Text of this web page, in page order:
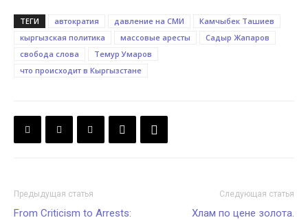
ТЕГИ автократия давление на СМИ
Камчыбек Ташиев
кыргызская политика
массовые аресты
Садыр Жапаров
свобода слова
Темур Умаров
что происходит в Кыргызстане
Предыдущая статья
From Criticism to Arrests:
Следующая статья
Хлам по цене золота.